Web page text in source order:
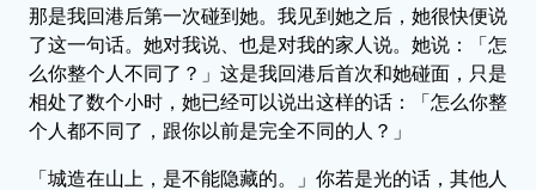
那是我回港后第一次碰到她。我见到她之后，她很快便说
了这一句话。她对我说、也是对我的家人说。她说：「怎
么你整个人不同了？」这是我回港后首次和她碰面，只是
相处了数个小时，她已经可以说出这样的话：「怎么你整
个人都不同了，跟你以前是完全不同的人？」
「城造在山上，是不能隐藏的。」你若是光的话，其他人